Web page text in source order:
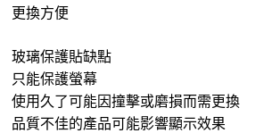
更換方便
玻璃保護貼缺點
只能保護螢幕
使用久了可能因撞擊或磨損而需更換
品質不佳的產品可能影響顯示效果